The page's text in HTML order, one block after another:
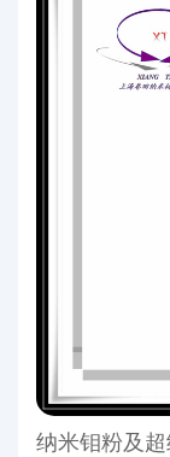
纳米钼粉及